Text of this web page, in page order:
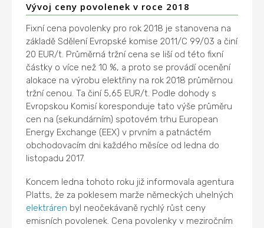
Vývoj ceny povolenek v roce 2018
Fixní cena povolenky pro rok 2018 je stanovena na
základě Sdělení Evropské komise 2011/C 99/03 a činí
20 EUR/t. Průměrná tržní cena se liší od této fixní
částky o více než 10 %, a proto se provádí ocenění
alokace na výrobu elektřiny na rok 2018 průměrnou
tržní cenou. Ta činí 5,65 EUR/t. Podle dohody s
Evropskou Komisí koresponduje tato výše průměru
cen na (sekundárním) spotovém trhu European
Energy Exchange (EEX) v prvním a patnáctém
obchodovacím dni každého měsíce od ledna do
listopadu 2017.
Koncem ledna tohoto roku již informovala agentura
Platts, že za poklesem marže německých uhelných
elektráren byl neočekávaně rychlý růst ceny
emisních povolenek. Cena povolenky v meziročním